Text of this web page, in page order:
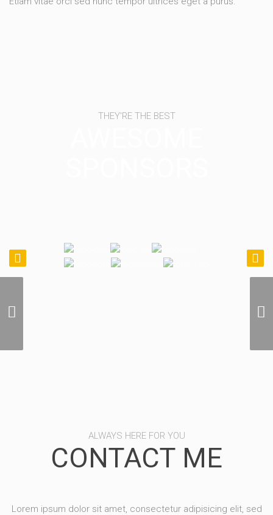
THEY'RE THE BEST
ALWAYS HERE FOR YOU
CONTACT ME
Lorem ipsum dolor sit amet, consectetur adipisicing elit, sed